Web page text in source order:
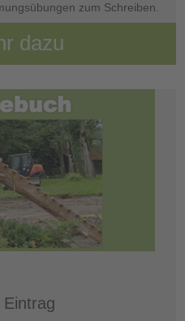
zum Schreiben.
dazu